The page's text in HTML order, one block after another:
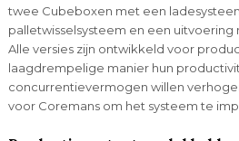
twee Cubeboxen met een
palletwisselsysteem en een uitvoering
Alle versies zijn ontwikkeld voor
laagdrempelige manier hun
concurrentievermogen willen
voor Coremans om het systeem te